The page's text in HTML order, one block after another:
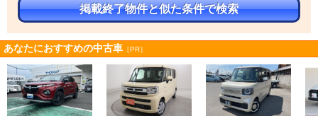
掲載終了物件と似た条件で検索
あなたにおすすめの中古車 ［PR］